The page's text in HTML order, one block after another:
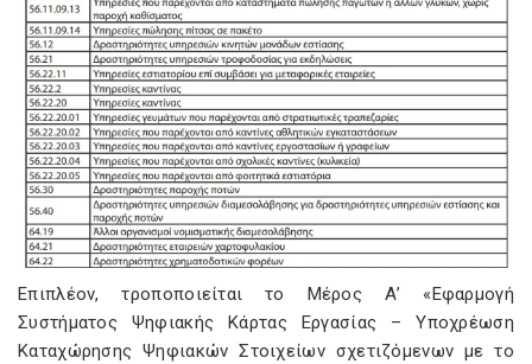
Επιπλέον, τροποποιείται το Μέρος Α’ «Εφαρμογή
Συστήματος Ψηφιακής Κάρτας Εργασίας – Υποχρέωση
Καταχώρησης Ψηφιακών Στοιχείων σχετιζόμενων με το